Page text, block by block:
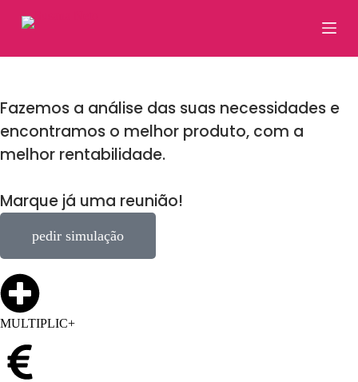
P
u
a
r
a
c
t
e
o
Fazemos a análise das suas necessidades e
encontramos o melhor produto, com a
melhor rentabilidade.
Marque já uma reunião!
pedir simulação
MULTIPLIC+